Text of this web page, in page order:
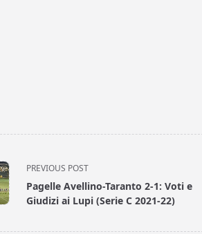
PREVIOUS POST
Pagelle Avellino-Taranto 2-1: Voti e
Giudizi ai Lupi (Serie C 2021-22)